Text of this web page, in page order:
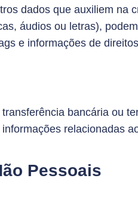
dados que auxiliem
áudios ou letras),
e informações de
bancária ou
relacionadas
Pessoais